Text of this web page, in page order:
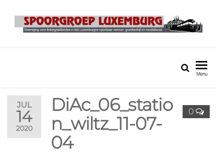
Menu
JUL
14
2020
0
DiAc_06_statio
n_wiltz_11-07-
04